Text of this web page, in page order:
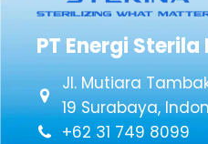
PT Energi
Jl. Mutiara
19 Surabaya,
+62 31 749 8099